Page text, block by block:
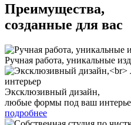
Преимущества,
созданные для вас
Ручная работа, уникальные
Эксклюзивный дизайн,
любые формы под ваш
подробнее